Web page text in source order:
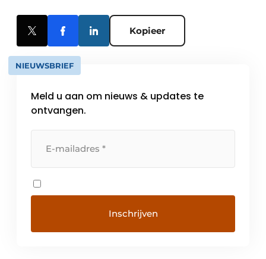
Kopieer
NIEUWSBRIEF
Meld u aan om nieuws & updates te
ontvangen.